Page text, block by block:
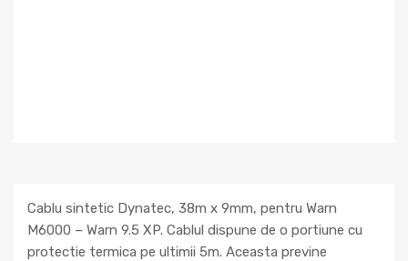
Cablu sintetic Dynatec, 38m x 9mm, pentru Warn
M6000 – Warn 9.5 XP. Cablul dispune de o portiune cu
protectie termica pe ultimii 5m. Aceasta previne